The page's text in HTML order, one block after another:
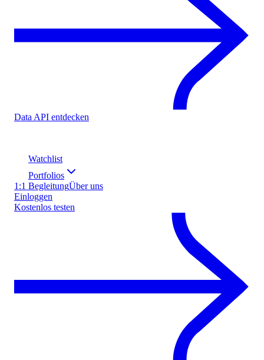
Data API entdecken
Watchlist
Portfolios
1:1 BegleitungÜber uns
Einloggen
Kostenlos testen